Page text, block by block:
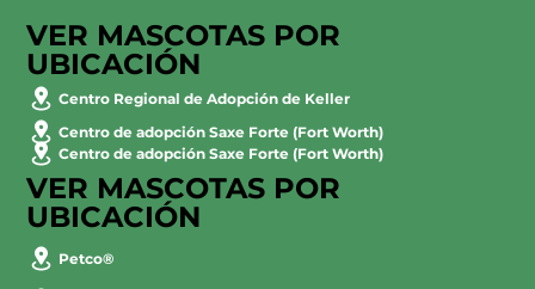
VER MASCOTAS POR
UBICACIÓN
Centro Regional de Adopción de Keller
Centro de adopción Saxe Forte (Fort Worth)
Centro de adopción Saxe Forte (Fort Worth)
VER MASCOTAS POR
UBICACIÓN
Petco®